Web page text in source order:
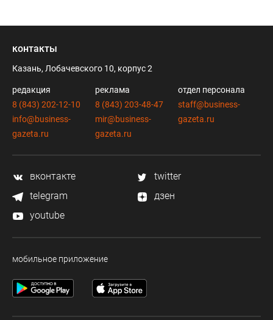
контакты
Казань, Лобачевского 10, корпус 2
редакция
8 (843) 202-12-10
info@business-
gazeta.ru
реклама
8 (843) 203-48-47
mir@business-
gazeta.ru
отдел персонала
staff@business-
gazeta.ru
вконтакте
twitter
telegram
дзен
youtube
мобильное приложение